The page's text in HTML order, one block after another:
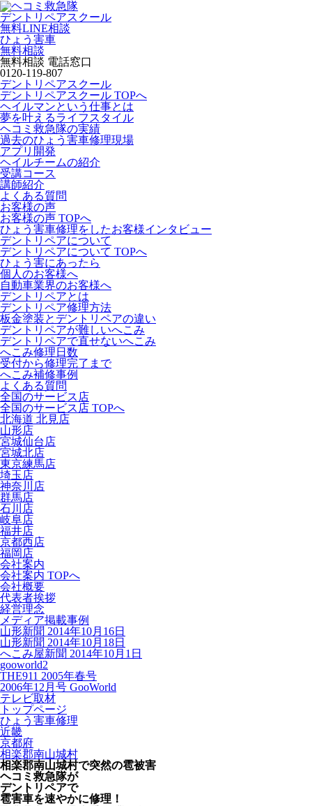
デントリペアスクール
無料LINE相談
ひょう害車
無料相談
無料相談 電話窓口
0120-119-807
デントリペアスクール
デントリペアスクール TOPへ
ヘイルマンという仕事とは
夢を叶えるライフスタイル
ヘコミ救急隊の実績
過去のひょう害車修理現場
アプリ開発
ヘイルチームの紹介
受講コース
講師紹介
よくある質問
お客様の声
お客様の声 TOPへ
ひょう害車修理をしたお客様インタビュー
デントリペアについて
デントリペアについて TOPへ
ひょう害にあったら
個人のお客様へ
自動車業界のお客様へ
デントリペアとは
デントリペア修理方法
板金塗装とデントリペアの違い
デントリペアが難しいへこみ
デントリペアで直せないへこみ
へこみ修理日数
受付から修理完了まで
へこみ補修事例
よくある質問
全国のサービス店
全国のサービス店 TOPへ
北海道 北見店
山形店
宮城仙台店
宮城北店
東京練馬店
埼玉店
神奈川店
群馬店
石川店
岐阜店
福井店
京都西店
福岡店
会社案内
会社案内 TOPへ
会社概要
代表者挨拶
経営理念
メディア掲載事例
山形新聞 2014年10月16日
山形新聞 2014年10月18日
へこみ屋新聞 2014年10月1日
gooworld2
THE911 2005年春号
2006年12月号 GooWorld
テレビ取材
トップページ
ひょう害車修理
近畿
京都府
相楽郡南山城村
相楽郡南山城村で突然の雹被害
ヘコミ救急隊が
デントリペアで
雹害車を速やかに修理！